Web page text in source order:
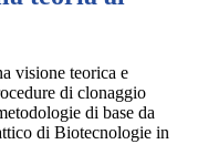
visione teorica e
di clonaggio
di base da
di Biotecnologie in